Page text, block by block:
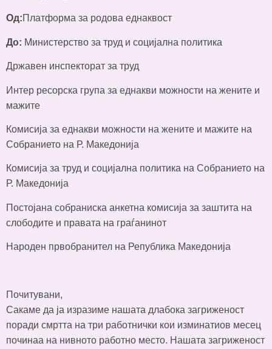
Од:Платформа за родова еднаквост
До: Министерство за труд и социјална политика
Државен инспекторат за труд
Интер ресорска група за еднакви можности на жените и
мажите
Комисија за еднакви можности на жените и мажите на
Собранието на Р. Македонија
Комисија за труд и социјална политика на Собранието на
Р. Македонија
Постојана собраниска анкетна комисија за заштита на
слободите и правата на граѓанинот
Народен првобранител на Република Македонија
Почитувани,
Сакаме да ја изразиме нашата длабока загриженост
поради смртта на три работнички кои изминатиов месец
починаа на нивното работно место. Нашата загриженост